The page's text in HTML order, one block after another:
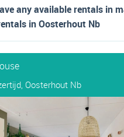
any available rentals in
in Oosterhout Nb
Oosterhout Nb